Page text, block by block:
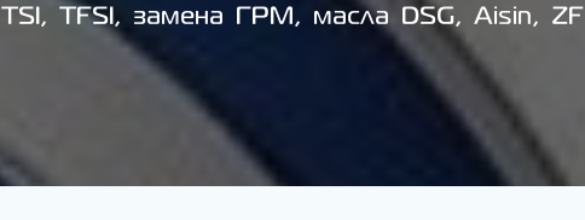
TSI, TFSI, замена ГРМ, масла DSG, Aisin, ZF